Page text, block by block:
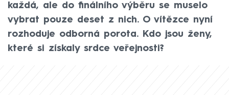
každá, ale do finálního výběru se muselo
vybrat pouze deset z nich. O vítězce nyní
rozhoduje odborná porota. Kdo jsou ženy,
které si získaly srdce veřejnosti?